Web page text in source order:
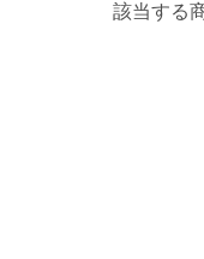
該当する